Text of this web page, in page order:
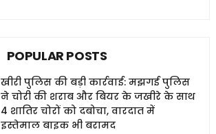
POPULAR POSTS
खीरी पुलिस की बड़ी कार्रवाई: मझगई पुलिस
ने चोरी की शराब और बियर के जखीरे के साथ
4 शातिर चोरों को दबोचा, वारदात में
इस्तेमाल बाइक भी बरामद